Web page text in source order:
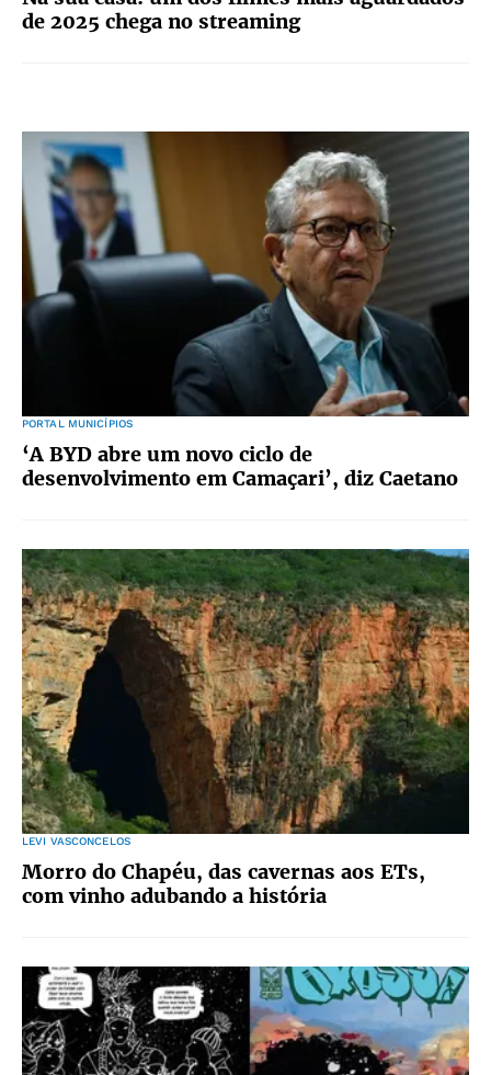
de 2025 chega no streaming
PORTAL MUNICÍPIOS
‘A BYD abre um novo ciclo de
desenvolvimento em Camaçari’, diz Caetano
LEVI VASCONCELOS
Morro do Chapéu, das cavernas aos ETs,
com vinho adubando a história